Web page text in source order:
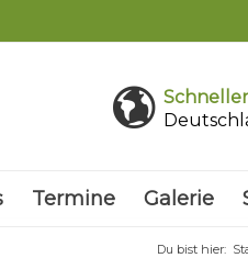
Termine Galerie
Du bist hier: